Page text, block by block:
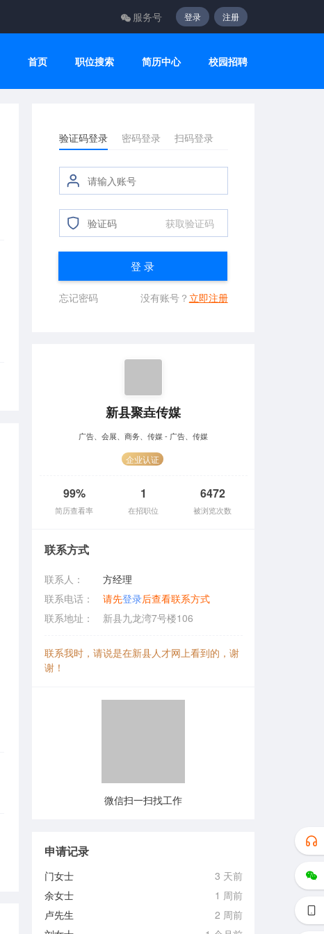
服务号 登录 注册
首页 职位搜索 简历中心 校园招聘
验证码登录 密码登录 扫码登录
获取验证码
登 录
忘记密码 没有账号？ 立即注册
新县聚垚传媒
广告、会展、商务、传媒 - 广告、传媒
企业认证
99%
简历查看率
1
在招职位
6472
被浏览次数
联系方式
联系人：
方经理
联系电话：
请先登录后查看联系方式
联系地址：
新县九龙湾7号楼106
联系我时，请说是在新县人才网上看到的，谢
谢！
微信扫一扫找工作
申请记录
门女士
3 天前
余女士
1 周前
卢先生
2 周前